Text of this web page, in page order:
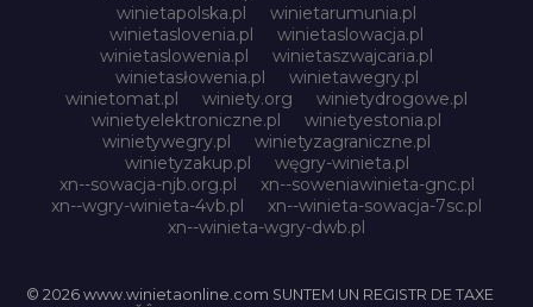
winietapolska.pl
winietarumunia.pl
winietaslovenia.pl
winietaslowacja.pl
winietaslowenia.pl
winietaszwajcaria.pl
winietasłowenia.pl
winietawegry.pl
winietomat.pl
winiety.org
winietydrogowe.pl
winietyelektroniczne.pl
winietyestonia.pl
winietywegry.pl
winietyzagraniczne.pl
winietyzakup.pl
węgry-winieta.pl
xn--sowacja-njb.org.pl
xn--soweniawinieta-gnc.pl
xn--wgry-winieta-4vb.pl
xn--winieta-sowacja-7sc.pl
xn--winieta-wgry-dwb.pl
© 2026 www.winietaonline.com SUNTEM UN REGISTR DE TAXE